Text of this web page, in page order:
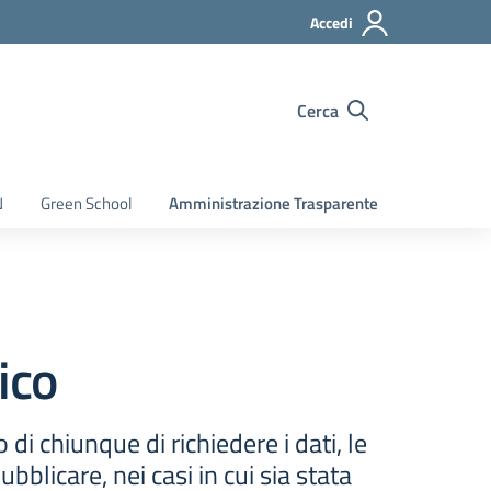
Accedi
Cerca
Green School Amministrazione Trasparente
di chiunque di richiedere i dati, le
nei casi in cui sia stata